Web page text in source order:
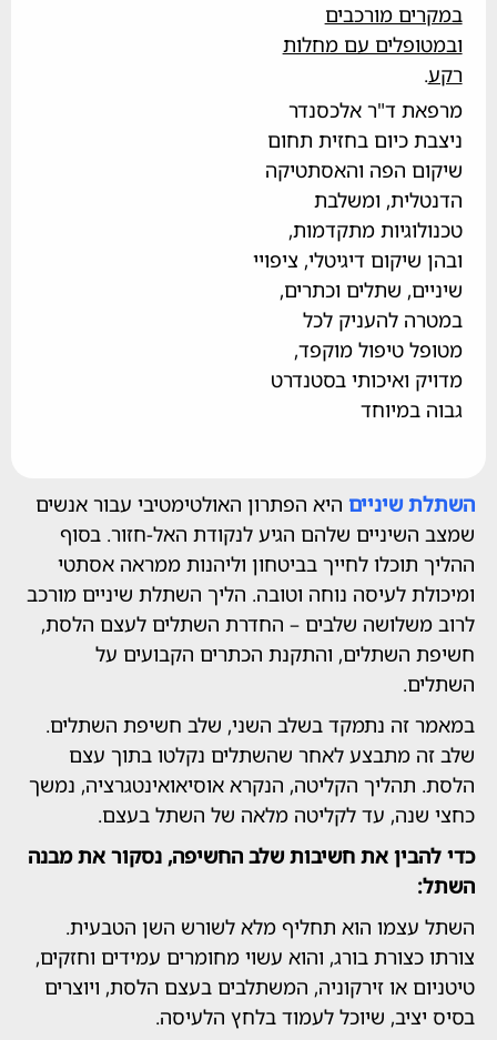
מורכבים
עם מחלות
ד"ר אלכסנדר
כיום בחזית תחום
הפה והאסתטיקה
ומשלבת
מתקדמות,
דיגיטלי, ציפויי
שתלים וכתרים,
להעניק לכל
טיפול מוקפד,
ואיכותי בסטנדרט
היא הפתרון האולטימטיבי עבור אנשים
שלהם הגיע לנקודת האל-חזור. בסוף
לחייך בביטחון וליהנות ממראה אסתטי
לעיסה נוחה וטובה. הליך השתלת שיניים מורכב
שלבים – החדרת השתלים לעצם הלסת,
והתקנת הכתרים הקבועים על
נתמקד בשלב השני, שלב חשיפת השתלים.
מתבצע לאחר שהשתלים נקלטו בתוך עצם
הקליטה, הנקרא אוסיאואינטגרציה, נמשך
עד לקליטה מלאה של השתל בעצם.
את חשיבות שלב החשיפה, נסקור את מבנה
הוא תחליף מלא לשורש השן הטבעית.
בורג, והוא עשוי מחומרים עמידים וחזקים,
או זירקוניה, המשתלבים בעצם הלסת, ויוצרים
שיוכל לעמוד בלחץ הלעיסה.